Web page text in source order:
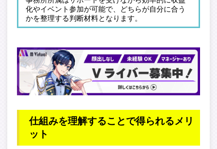
化やイベント参加が可能で、どちらが自分に合う
かを整理する判断材料となります。
仕組みを理解することで得られるメリ
ット